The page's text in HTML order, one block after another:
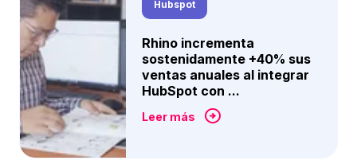
Hubspot
Rhino incrementa
sostenidamente +40% sus
ventas anuales al integrar
HubSpot con ...
Leer más